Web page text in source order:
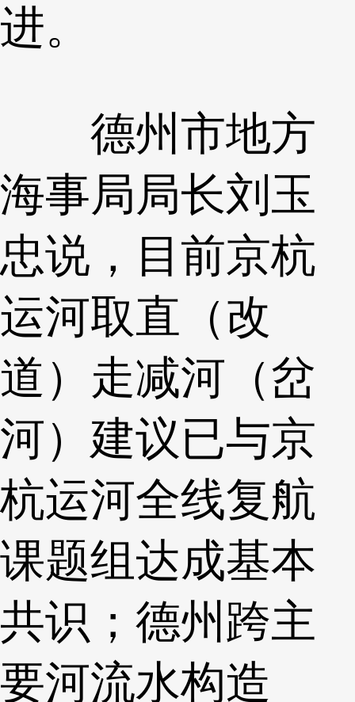
进。
德州市地方
海事局局长刘玉
忠说，目前京杭
运河取直（改
道）走减河（岔
河）建议已与京
杭运河全线复航
课题组达成基本
共识；德州跨主
要河流水构造